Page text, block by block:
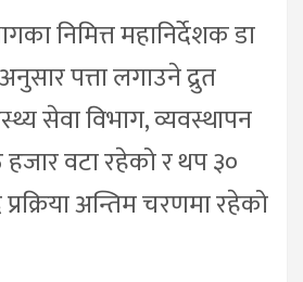
निमित्त महानिर्देशक डा
पत्ता लगाउने द्रुत
सेवा विभाग, व्यवस्थापन
वटा रहेको र थप ३०
अन्तिम चरणमा रहेको